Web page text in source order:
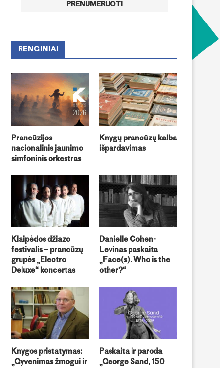
Antoine’o Compagnon’o paskaita
„Modernus ir antimodernus
Baudelaire’as“
Vytauto Kandroto knygos
Paryžių“ sutiktuvės
RENGINIAI
Prancūzijos
nacionalinis jaunimo
simfoninis orkestras
Knygų prancūzų kalba
išpardavimas
Klaipėdos džiazo
festivalis – prancūzų
grupės „Electro
Deluxe“ koncertas
Danielle Cohen-
Levinas paskaita
„Face(s). Who is the
other?“
Knygos pristatymas:
„Gyvenimas žmogui ir
Paskaita ir paroda
„George Sand, 150